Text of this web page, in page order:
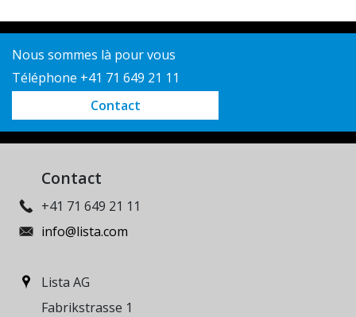
Nous sommes là pour vous
Téléphone +41 71 649 21 11
Contact
Contact
+41 71 649 21 11
info@lista.com
Lista AG
Fabrikstrasse 1